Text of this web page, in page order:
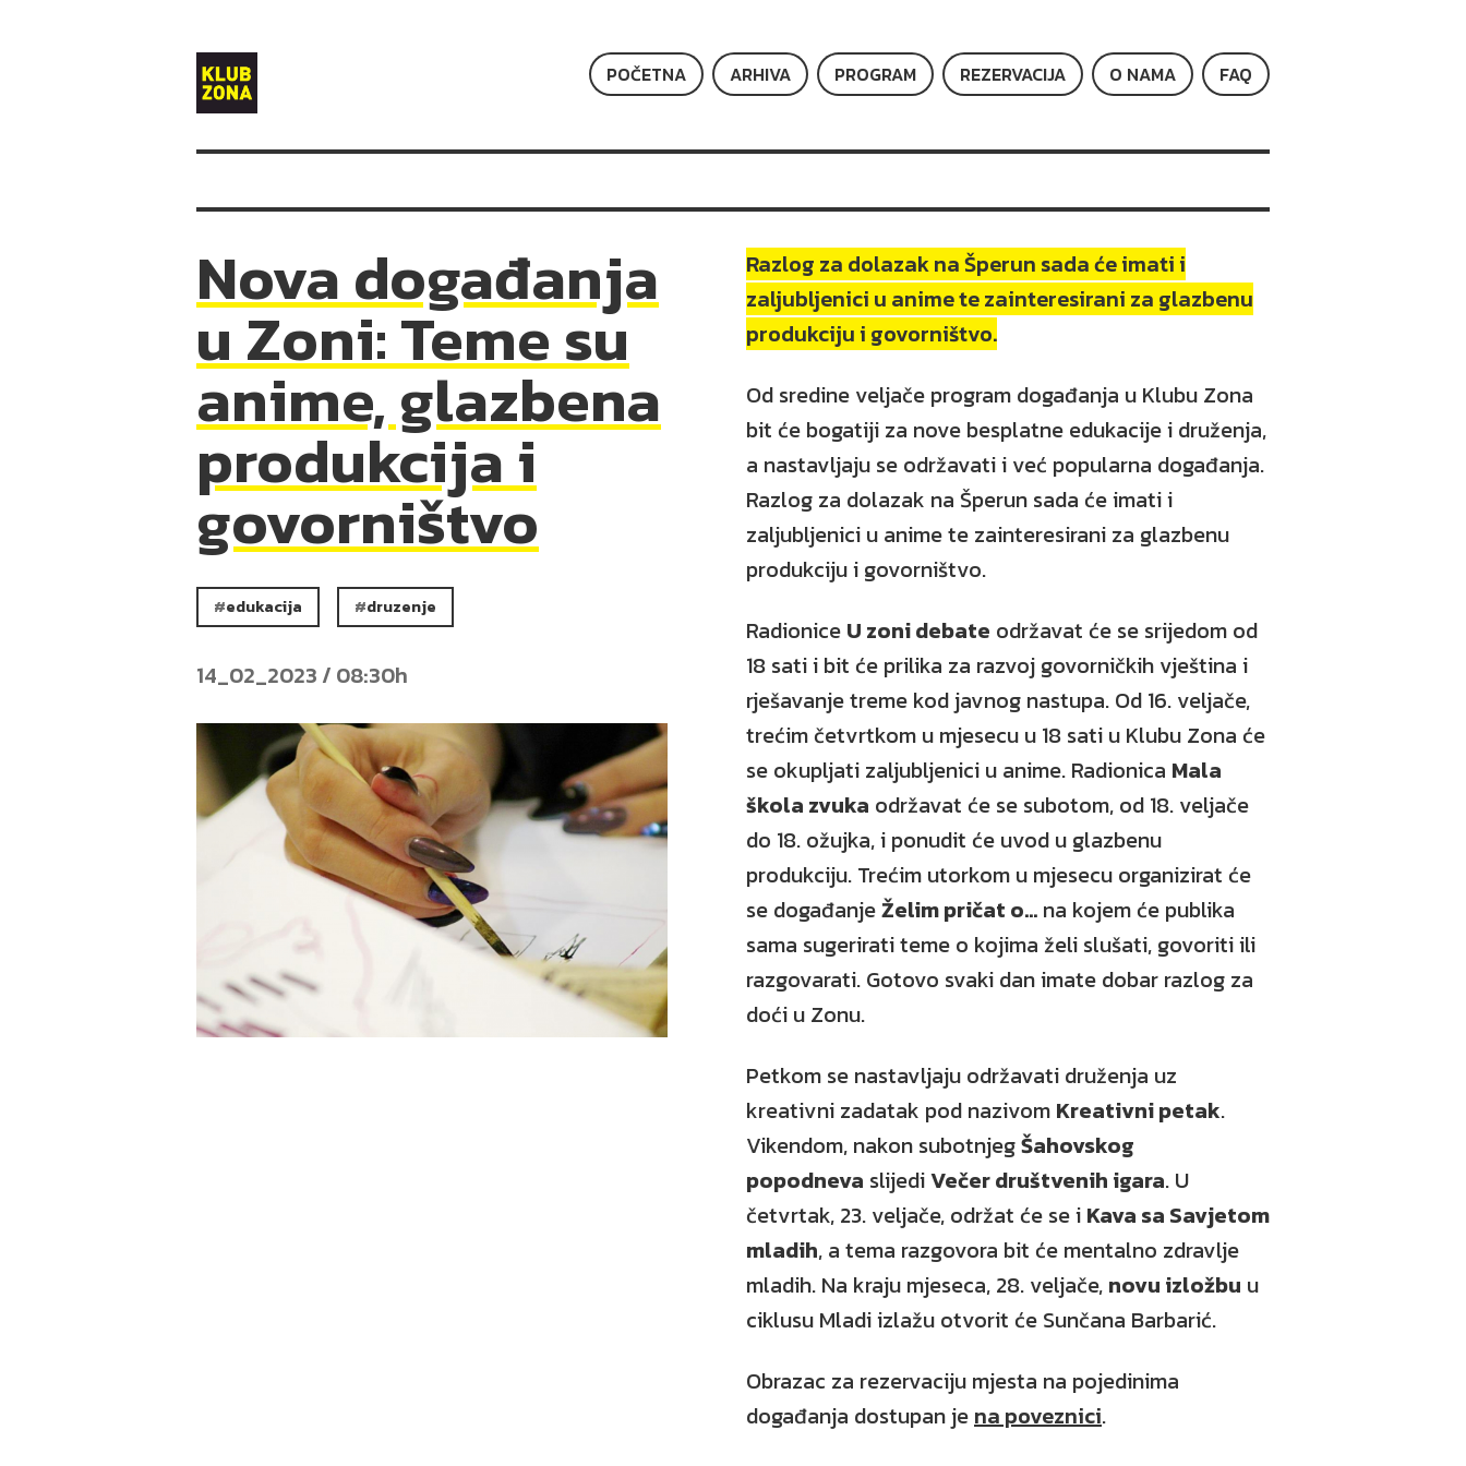
Klub
Zona
FAQ
O NAMA
REZERVACIJA
PROGRAM
ARHIVA
POČETNA
Nova događanja
u Zoni: Teme su
anime, glazbena
produkcija i
govorništvo
edukacija druzenje
14_02_2023 / 08:30h
Razlog za dolazak na Šperun sada će imati i
zaljubljenici u anime te zainteresirani za glazbenu
produkciju i govorništvo.
Od sredine veljače program događanja u Klubu Zona
bit će bogatiji za nove besplatne edukacije i druženja,
a nastavljaju se održavati i već popularna događanja.
Razlog za dolazak na Šperun sada će imati i
zaljubljenici u anime te zainteresirani za glazbenu
produkciju i govorništvo.
Radionice U zoni debate održavat će se srijedom od
18 sati i bit će prilika za razvoj govorničkih vještina i
rješavanje treme kod javnog nastupa. Od 16. veljače,
trećim četvrtkom u mjesecu u 18 sati u Klubu Zona će
se okupljati zaljubljenici u anime. Radionica Mala
škola zvuka održavat će se subotom, od 18. veljače
do 18. ožujka, i ponudit će uvod u glazbenu
produkciju. Trećim utorkom u mjesecu organizirat će
se događanjeŽelim pričat o... na kojem će publika
sama sugerirati teme o kojima želi slušati, govoriti ili
razgovarati. Gotovo svaki dan imate dobar razlog za
doći u Zonu.
Petkom se nastavljaju održavati druženja uz
kreativni zadatak pod nazivom Kreativni petak.
Vikendom, nakon subotnjegŠahovskog
popodneva slijediVečer društvenih igara. U
četvrtak, 23. veljače, održat će se i Kava sa Savjetom
mladih, a tema razgovora bit će mentalno zdravlje
mladih. Na kraju mjeseca, 28. veljače, novu izložbu u
ciklusu Mladi izlažu otvorit će Sunčana Barbarić.
Obrazac za rezervaciju mjesta na pojedinima
događanja dostupan jena poveznici.